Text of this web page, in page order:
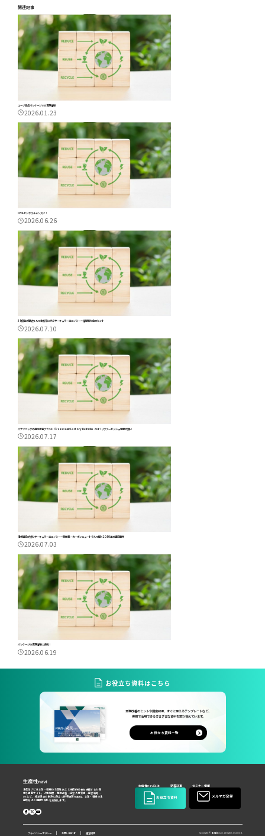
関連記事
コープ商品パッケージでの資源循環
2026.01.23
CEをビジネスチャンスに！
2026.06.26
35億年の歴史をもつ生態系に学ぶサーキュラーエコノミー～循環型社会のヒント
2026.07.10
パナソニックの再生家電ブランド『Panasonic Factory Refresh』とは？リファービッシュ事業の狙い
2026.07.17
清水建設が挑むサーキュラーエコノミー～脱炭素・カーボンニュートラルで描く2050年の建設業界
2026.07.03
パッケージの資源循環に挑戦！
2026.06.19
お役立ち資料はこちら
業務改善のヒントや調査結果、すぐに使えるテンプレートなど、
実務で活用できるさまざまな資料を取り揃えています。
お役立ち資料一覧
生産性ナビは企業・組織の生産性向上と持続的成長を支援するお役
立ち情報サイト。人事制度・業務改善・経営人材育成・経営戦略・
DXなど、経営課題の解決に役立つ最新情報を発信。企業・組織の生
産性向上と組織力強化を支援します。
生産性naviとは 新着記事 セミナー情報
お役立ち資料 メルマガ登録
プライバシーポリシー お問い合わせ 運営財団 Copyright © 生産性navi. All rights reserved.